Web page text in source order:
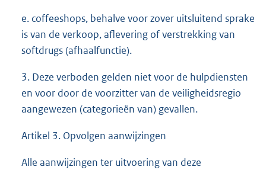
e. coffeeshops, behalve voor zover uitsluitend sprake
is van de verkoop, aflevering of verstrekking van
softdrugs (afhaalfunctie).
3. Deze verboden gelden niet voor de hulpdiensten
en voor door de voorzitter van de veiligheidsregio
aangewezen (categorieën van) gevallen.
Artikel 3. Opvolgen aanwijzingen
Alle aanwijzingen ter uitvoering van deze